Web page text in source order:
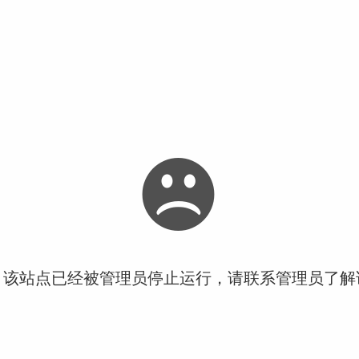
站点已经被管理员停止运行，请联系管理员了